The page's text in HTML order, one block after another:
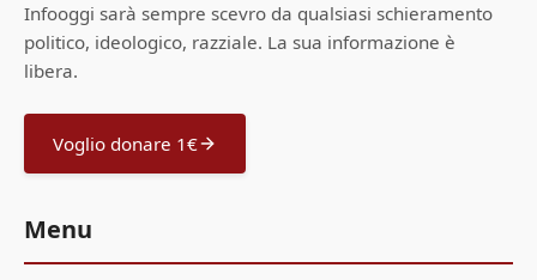
Infooggi sarà sempre scevro da qualsiasi schieramento
politico, ideologico, razziale. La sua informazione è
libera.
Voglio donare 1€
Menu